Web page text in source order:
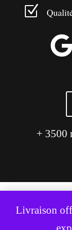
Livraison
Z

+ 3500
Ce site utilise